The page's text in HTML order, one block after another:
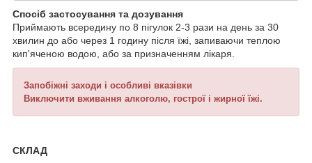
Спосіб застосування та дозування
Приймають всередину по 8 пігулок 2-3 рази на день за 30
хвилин до або через 1 годину після їжі, запиваючи теплою
кип'яченою водою, або за призначенням лікаря.
Запобіжні заходи і особливі вказівки
Виключити вживання алкоголю, гострої і жирної їжі.
СКЛАД